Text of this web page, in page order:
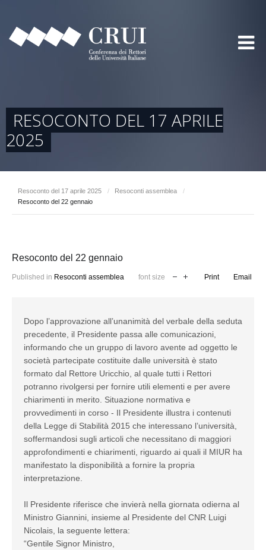
RESOCONTO DEL 17 APRILE
2025
Resoconto del 17 aprile 2025 / Resoconti assemblea
/
Resoconto del 22 gennaio
Resoconto del 22 gennaio
Published in Resoconti assemblea font size Print Email
Dopo l’approvazione all’unanimità del verbale della seduta
precedente, il Presidente passa alle comunicazioni,
informando che un gruppo di lavoro avente ad oggetto le
società partecipate costituite dalle università è stato
formato dal Rettore Uricchio, al quale tutti i Rettori
potranno rivolgersi per fornire utili elementi e per avere
chiarimenti in merito. Situazione normativa e
provvedimenti in corso - Il Presidente illustra i contenuti
della Legge di Stabilità 2015 che interessano l’università,
soffermandosi sugli articoli che necessitano di maggiori
approfondimenti e chiarimenti, riguardo ai quali il MIUR ha
manifestato la disponibilità a fornire la propria
interpretazione.
Il Presidente riferisce che invierà nella giornata odierna al
Ministro Giannini, insieme al Presidente del CNR Luigi
Nicolais, la seguente lettera:
“Gentile Signor Ministro,